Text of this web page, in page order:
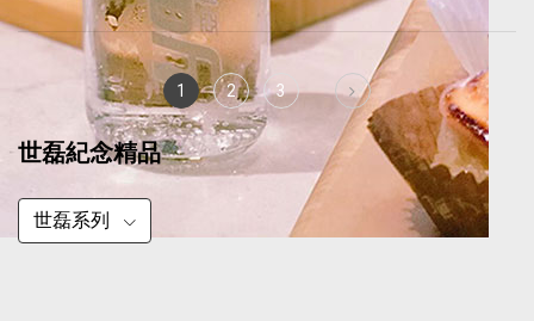
1 2 3 Next
世磊紀念精品
世磊系列